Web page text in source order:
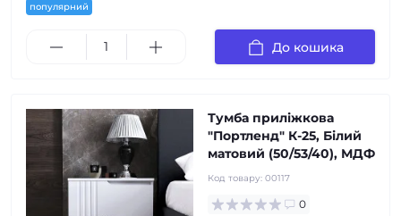
популярний
До кошика
Тумба приліжкова
"Портленд" К-25, Білий
матовий (50/53/40), МДФ
Код товару: 00117
0